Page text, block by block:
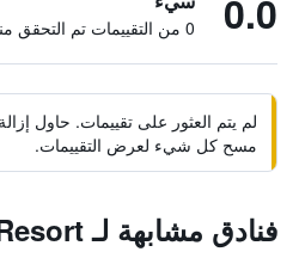
0.0 0 من التقييمات تم التحقق منها
لم يتم العثور على تقييمات. حاول
مسح كل شيء لعرض التقييمات.
فنادق مشابهة لـ Sonia Resort